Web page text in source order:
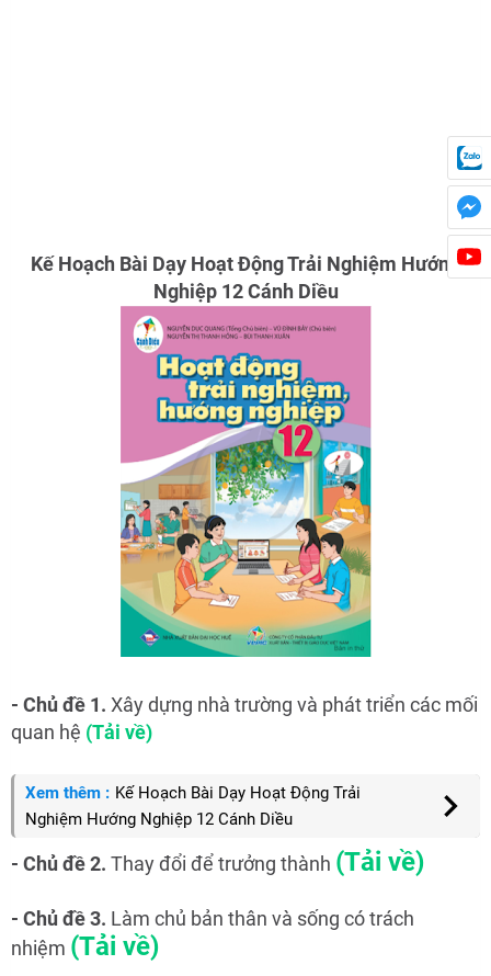
Kế Hoạch Bài Dạy Hoạt Động Trải Nghiệm Hướng
Nghiệp 12 Cánh Diều
- Chủ đề 1. Xây dựng nhà trường và phát triển các mối
quan hệ (Tải về)
Xem thêm : Kế Hoạch Bài Dạy Hoạt Động Trải
Nghiệm Hướng Nghiệp 12 Cánh Diều
- Chủ đề 2. Thay đổi để trưởng thành (Tải về)
- Chủ đề 3. Làm chủ bản thân và sống có trách
nhiệm (Tải về)